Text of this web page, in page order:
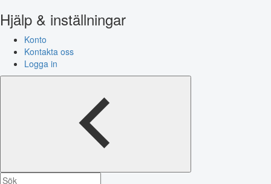
Hjälp & inställningar
Konto
Kontakta oss
Logga in